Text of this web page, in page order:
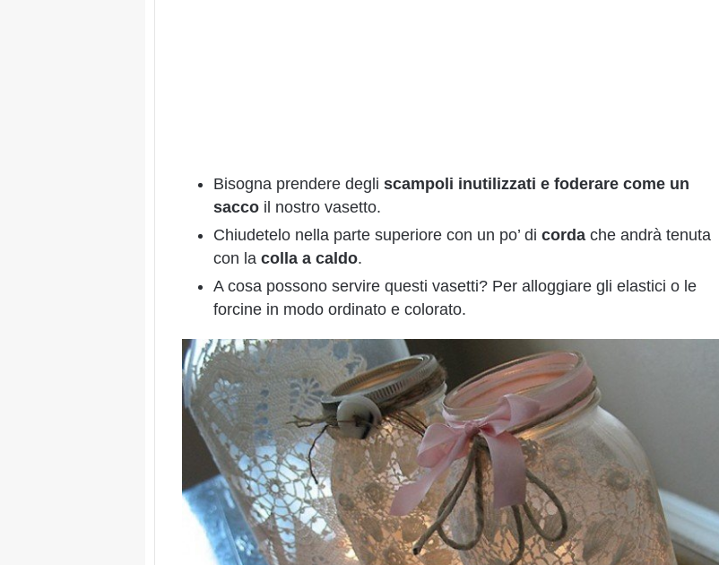
Bisogna prendere degli scampoli inutilizzati e foderare come un
sacco il nostro vasetto.
Chiudetelo nella parte superiore con un po’ di corda che andrà tenuta
con la colla a caldo.
A cosa possono servire questi vasetti? Per alloggiare gli elastici o le
forcine in modo ordinato e colorato.